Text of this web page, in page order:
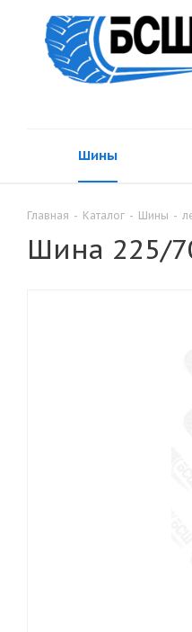
Шины
Главная - Каталог - Шины -
Шина 225/